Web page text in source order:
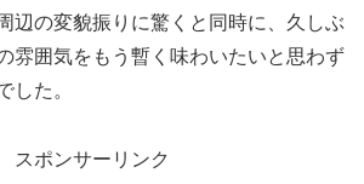
辺の変貌振りに驚くと同時に、久しぶ
雰囲気をもう暫く味わいたいと思わず
した。
スポンサーリンク